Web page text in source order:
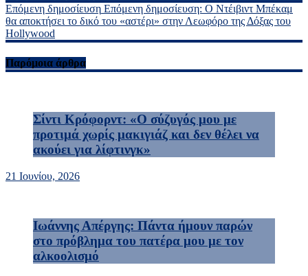
Επόμενη δημοσίευση Επόμενη δημοσίευση: Ο Ντέιβιντ Μπέκαμ
θα αποκτήσει το δικό του «αστέρι» στην Λεωφόρο της Δόξας του
Hollywood
Παρόμοια άρθρα
Σίντι Κρόφορντ: «Ο σύζυγός μου με
προτιμά χωρίς μακιγιάζ και δεν θέλει να
ακούει για λίφτινγκ»
21 Ιουνίου, 2026
Ιωάννης Απέργης: Πάντα ήμουν παρών
στο πρόβλημα του πατέρα μου με τον
αλκοολισμό